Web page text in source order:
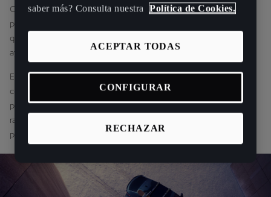
CUPRA tiene prestaciones como el frenado regenerativo, el
preacondicionamiento de la batería y la carga optimizada, con las
que nuestros vehículos eléctricos e híbridos enchufables pueden
ayudarte a pasar los meses más fríos sin problemas.
Esta situación no es exclusiva de los coches electrificados; los
coches de gasolina y diésel también pueden experimentar
problemas de eficiencia en climas más fríos. La diferencia clave
radica en cómo podemos optimizar los vehículos electrificados
para conducir en invierno.
saber más? Consulta nuestra
Política de Cookies.
RECHAZAR
ACEPTAR TODAS
CONFIGURAR